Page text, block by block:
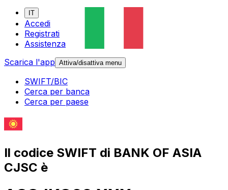
IT
Accedi
Registrati
Assistenza
Scarica l'app Attiva/disattiva menu
SWIFT/BIC
Cerca per banca
Cerca per paese
Il codice SWIFT di BANK OF ASIA
CJSC è